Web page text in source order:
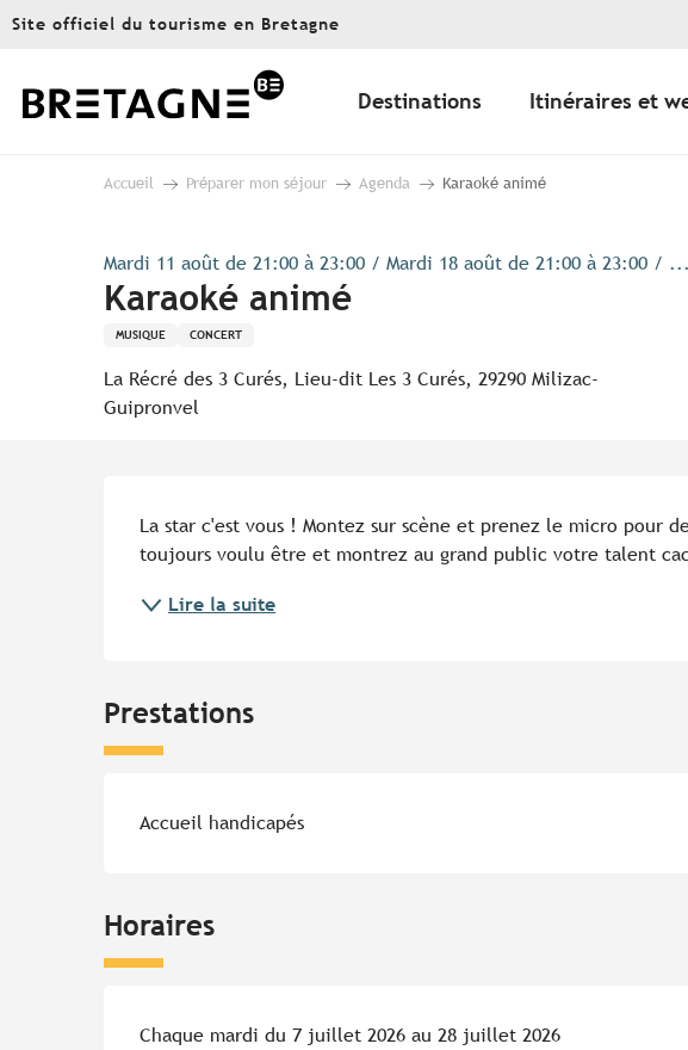
Aller
principal
Site officiel du tourisme en Bretagne
Destinations Itinéraires et
Accueil Préparer mon séjour Agenda Karaoké animé
Mardi 11 août de 21:00 à 23:00 / Mardi 18 août de 21:00 à 23:00 / ...
Karaoké animé
MUSIQUE CONCERT
La Récré des 3 Curés, Lieu-dit Les 3 Curés, 29290 Milizac-
Guipronvel
La star c'est vous ! Montez sur scène et prenez le micro pour
toujours voulu être et montrez au grand public votre talent
Lire la suite
Prestations
Accueil handicapés
Horaires
Chaque mardi du 7 juillet 2026 au 28 juillet 2026